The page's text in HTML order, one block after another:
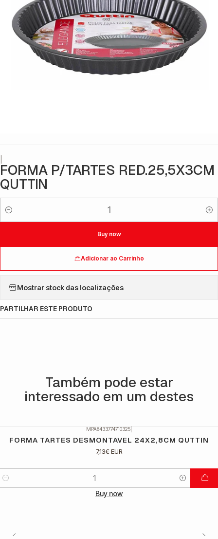
FORMA P/TARTES RED.25,5X3CM
QUTTIN
Quantidade
Adicionar ao Carrinho
Buy now
Mostrar stock das localizações
PARTILHAR ESTE PRODUTO
Também pode estar
interessado em um destes
MPA8433774710325
FORMA TARTES DESMONTAVEL 24X2,8CM QUTTIN
7,13€ EUR
Buy now